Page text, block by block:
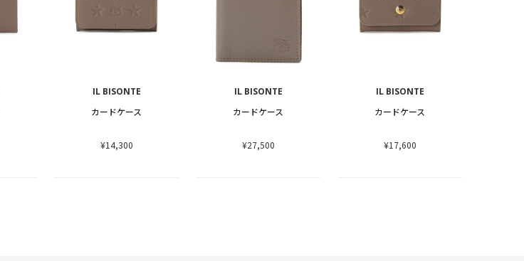
IL BISONTE
カードケース
¥14,300
IL BISONTE
カードケース
¥27,500
IL BISONTE
カードケース
¥17,600